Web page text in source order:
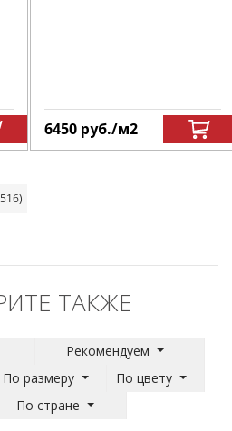
6450 руб./м2
ТАКЖЕ
Рекомендуем
По размеру
По цвету
По стране